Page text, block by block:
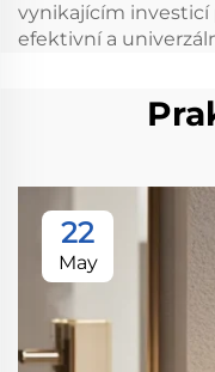
vynikajícím investicí
efektivní a
22
May